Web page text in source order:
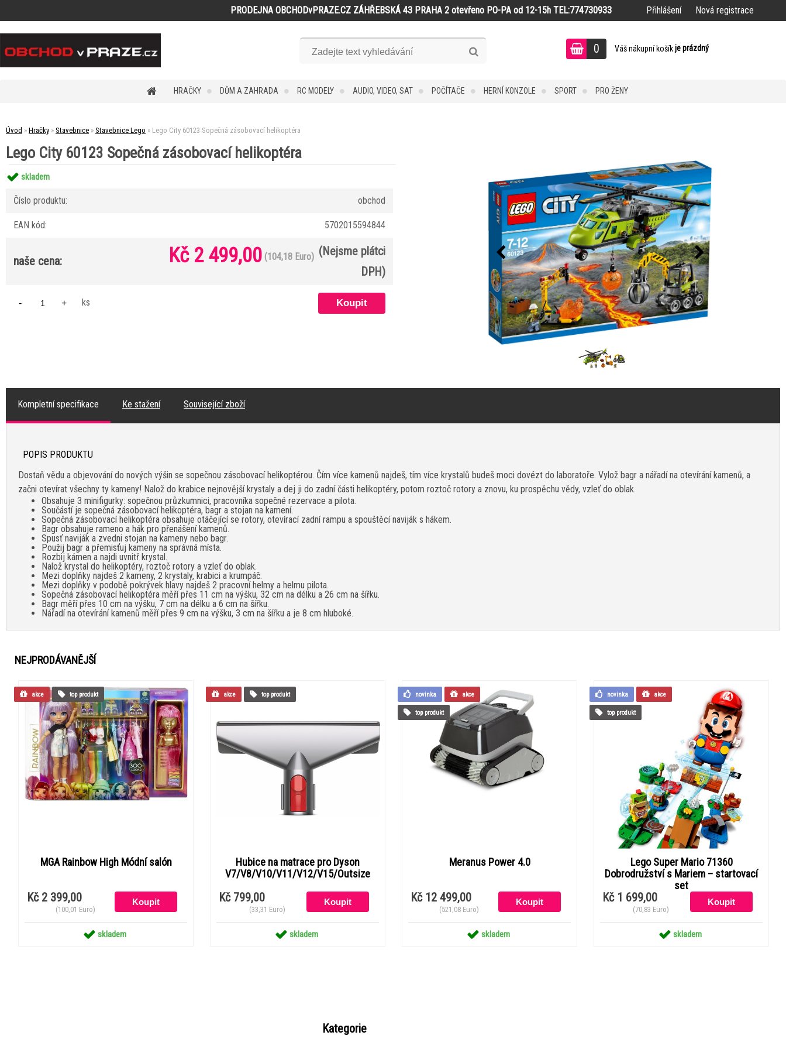
PRODEJNA OBCHODvPRAZE.CZ ZÁHŘEBSKÁ 43 PRAHA 2 otevřeno PO-PA od 12-15h TEL:774730933 Přihlášení Nová registrace
0 Váš nákupní košíkje prázdný
HRAČKY DŮM A ZAHRADA RC MODELY AUDIO, VIDEO, SAT POČÍTAČE HERNÍ KONZOLE SPORT PRO ŽENY
Úvod » Hračky » Stavebnice » Stavebnice Lego » Lego City 60123 Sopečná zásobovací helikoptéra
Lego City 60123 Sopečná zásobovací helikoptéra
skladem
Číslo produktu: obchod
EAN kód: 5702015594844
naše cena: Kč 2 499,00 (104,18 Euro) (Nejsme plátci
DPH)
- + ks
Kompletní specifikace Ke stažení Související zboží
POPIS PRODUKTU
Dostaň vědu a objevování do nových výšin se sopečnou zásobovací helikoptérou. Čím více kamenů najdeš, tím více krystalů budeš moci dovézt do laboratoře. Vylož bagr a nářadí na otevírání kamenů, a
začni otevírat všechny ty kameny! Nalož do krabice nejnovější krystaly a dej ji do zadní části helikoptéry, potom roztoč rotory a znovu, ku prospěchu vědy, vzleť do oblak.
Obsahuje 3 minifigurky: sopečnou průzkumnici, pracovníka sopečné rezervace a pilota.
Součástí je sopečná zásobovací helikoptéra, bagr a stojan na kamení.
Sopečná zásobovací helikoptéra obsahuje otáčející se rotory, otevírací zadní rampu a spouštěcí naviják s hákem.
Bagr obsahuje rameno a hák pro přenášení kamenů.
Spusť naviják a zvedni stojan na kameny nebo bagr.
Použij bagr a přemisťuj kameny na správná místa.
Rozbij kámen a najdi uvnitř krystal.
Nalož krystal do helikoptéry, roztoč rotory a vzleť do oblak.
Mezi doplňky najdeš 2 kameny, 2 krystaly, krabici a krumpáč.
Mezi doplňky v podobě pokrývek hlavy najdeš 2 pracovní helmy a helmu pilota.
Sopečná zásobovací helikoptéra měří přes 11 cm na výšku, 32 cm na délku a 26 cm na šířku.
Bagr měří přes 10 cm na výšku, 7 cm na délku a 6 cm na šířku.
Nářadí na otevírání kamenů měří přes 9 cm na výšku, 3 cm na šířku a je 8 cm hluboké.
NEJPRODÁVANĚJŠÍ
MGA Rainbow High Módní salón
Kč 2 399,00
(100,01 Euro)
skladem
akce top produkt
Hubice na matrace pro Dyson
V7/V8/V10/V11/V12/V15/Outsize
Kč 799,00
(33,31 Euro)
skladem
akce top produkt
Meranus Power 4.0
Kč 12 499,00
(521,08 Euro)
skladem
novinka akce
top produkt
Lego Super Mario 71360
Dobrodružství s Mariem – startovací
set
Kč 1 699,00
(70,83 Euro)
skladem
novinka akce
top produkt
Kategorie